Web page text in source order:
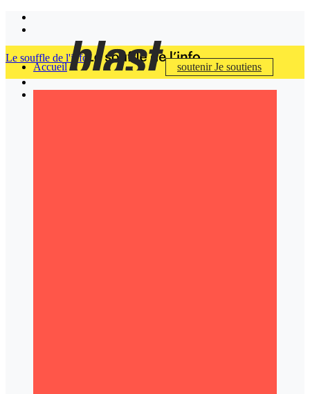
Accueil soutenirJe soutiens
Le souffle de l'info